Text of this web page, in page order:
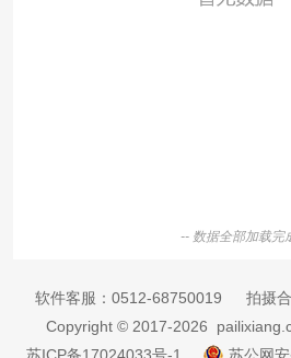
-- 数据全部加载完
软件客服： 0512-68750019 拍摄
Copyright © 2017-2026
苏ICP备17024033号-1
苏公网